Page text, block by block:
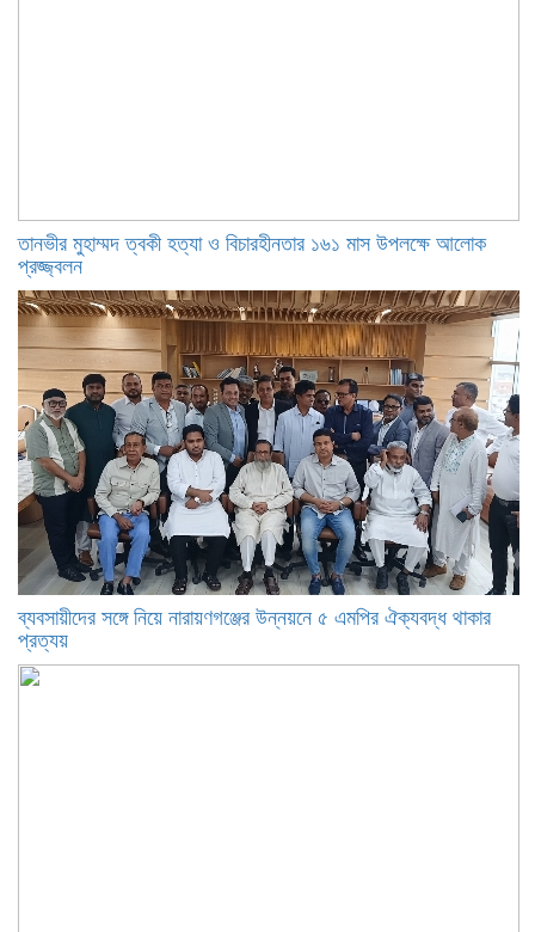
তানভীর মুহাম্মদ ত্বকী হত্যা ও বিচারহীনতার ১৬১ মাস উপলক্ষে আলোক
প্রজ্জ্বলন
ব্যবসায়ীদের সঙ্গে নিয়ে নারায়ণগঞ্জের উন্নয়নে ৫ এমপির ঐক্যবদ্ধ থাকার
প্রত্যয়